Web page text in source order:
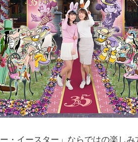
・イースター」ならではの楽し